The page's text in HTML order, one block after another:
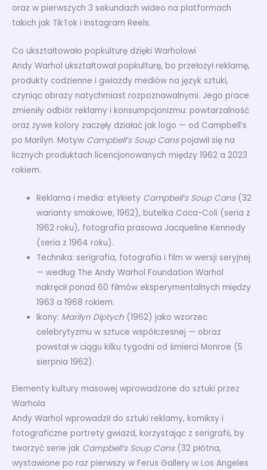
oraz w pierwszych 3 sekundach wideo na platformach
takich jak TikTok i Instagram Reels.
Co ukształtowało popkulturę dzięki Warholowi
Andy Warhol ukształtował popkulturę, bo przełożył reklamę,
produkty codzienne i gwiazdy mediów na język sztuki,
czyniąc obrazy natychmiast rozpoznawalnymi. Jego prace
zmieniły odbiór reklamy i konsumpcjonizmu: powtarzalność
oraz żywe kolory zaczęły działać jak logo — od Campbell’s
po Marilyn. Motyw Campbell’s Soup Canspojawił się na
licznych produktach licencjonowanych między 1962 a 2023
rokiem.
Reklama i media: etykiety Campbell’s Soup Cans(32
warianty smakowe, 1962), butelka Coca-Coli (seria z
1962 roku), fotografia prasowa Jacqueline Kennedy
(seria z 1964 roku).
Technika: serigrafia, fotografia i film w wersji seryjnej
— według The Andy Warhol Foundation Warhol
nakręcił ponad 60 filmów eksperymentalnych między
1963 a 1968 rokiem.
Ikony: Marilyn Diptych (1962) jako wzorzec
celebrytyzmu w sztuce współczesnej — obraz
powstał w ciągu kilku tygodni od śmierci Monroe (5
sierpnia 1962).
Elementy kultury masowej wprowadzone do sztuki przez
Warhola
Andy Warhol wprowadził do sztuki reklamy, komiksy i
fotograficzne portrety gwiazd, korzystając z serigrafii, by
tworzyć serie jak Campbell’s Soup Cans(32 płótna,
wystawione po raz pierwszy w Ferus Gallery w Los Angeles